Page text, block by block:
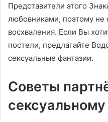
Представители этого
любовниками, поэтому не
восхваления. Если Вы
постели, предлагайте
сексуальные фантазии.
Советы
сексуальному